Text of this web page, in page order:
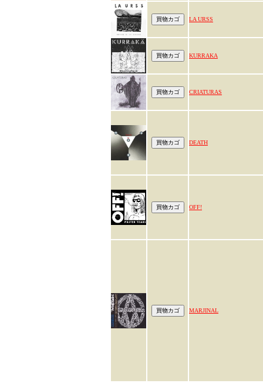
LA URSS
KURRAKA
CRIATURAS
DEATH
OFF!
MARJINAL